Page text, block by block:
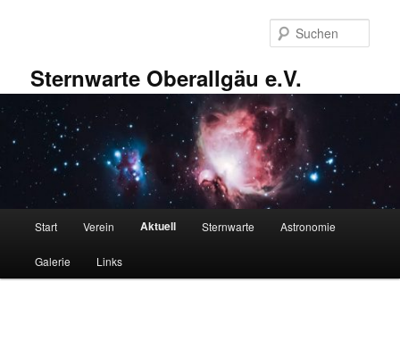
Sternwarte Oberallgäu e.V.
Start Verein Aktuell Sternwarte Astronomie
Galerie Links